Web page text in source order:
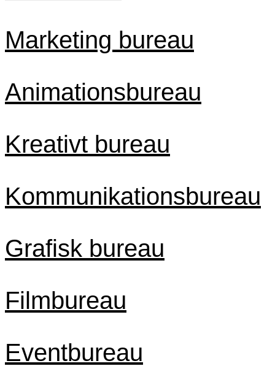
Marketing bureau
Animationsbureau
Kreativt bureau
Kommunikationsbureau
Grafisk bureau
Filmbureau
Eventbureau